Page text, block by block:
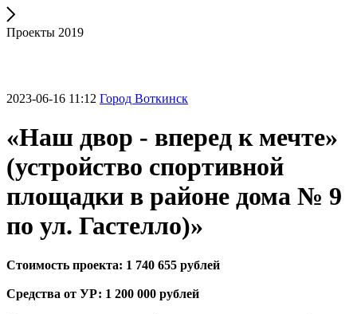
Проекты 2019
2023-06-16 11:12 Город Воткинск
«Наш двор - вперед к мечте»
(устройство спортивной
площадки в районе дома № 9
по ул. Гастелло)»
Стоимость проекта: 1 740 655 рублей
Средства от УР: 1 200 000 рублей